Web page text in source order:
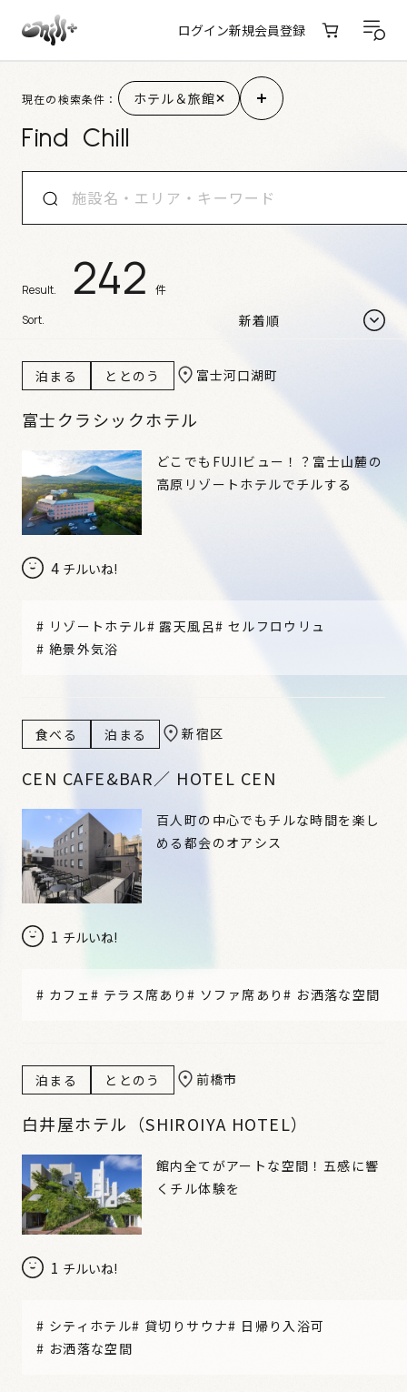
ログイン新規会員登録
Result. 242 件
Sort.
泊まる ととのう 富士河口湖町
富士クラシックホテル
4 チルいね!
どこでもFUJIビュー！？富士山麓の
高原リゾートホテルでチルする
# リゾートホテル# 露天風呂# セルフロウリュ
# 絶景外気浴
食べる 泊まる 新宿区
CEN CAFE&BAR／ HOTEL CEN
1 チルいね!
百人町の中心でもチルな時間を楽し
める都会のオアシス
# カフェ# テラス席あり# ソファ席あり# お洒落な空間
泊まる ととのう 前橋市
白井屋ホテル（SHIROIYA HOTEL）
1 チルいね!
館内全てがアートな空間！五感に響
くチル体験を
# シティホテル# 貸切りサウナ# 日帰り入浴可
# お洒落な空間
Find Chill
現在の検索条件： ホテル＆旅館